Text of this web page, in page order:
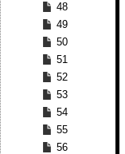
48
49
50
51
52
53
54
55
56